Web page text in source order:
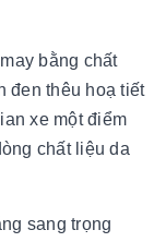
bằng chất
đen thêu hoạ tiết
xe một điểm
chất liệu da
sang trọng